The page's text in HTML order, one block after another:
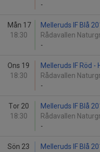
-
Mån 17
18:30
Melleruds IF Blå
Rådavallen
-
Ons 19
18:30
Melleruds IF Röd -
Rådavallen
-
Tor 20
18:30
Melleruds IF Blå
Rådavallen
-
Sön 23
Melleruds IF Blå